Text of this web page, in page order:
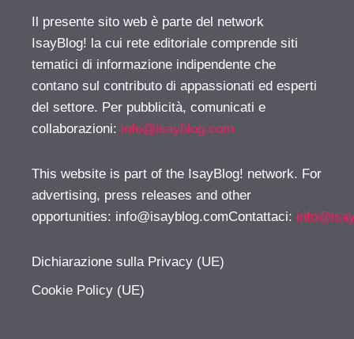
Il presente sito web è parte del network
IsayBlog! la cui rete editoriale comprende siti
tematici di informazione indipendente che
contano sul contributo di appassionati ed esperti
del settore. Per pubblicità, comunicati e
collaborazioni: info@isayblog.com
This website is part of the IsayBlog! network. For
advertising, press releases and other
opportunities: info@isayblog.comContattaci:
Dichiarazione sulla Privacy (UE)
Cookie Policy (UE)